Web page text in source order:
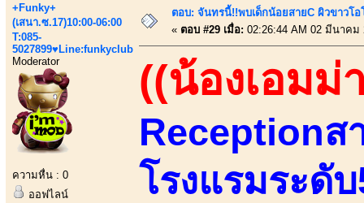
+Funky+
(เสนา.ซ.17)10:00-06:00
T:085-
5027899♥Line:funkyclub
Moderator
ความหื่น : 0
ออฟไลน์
ตอบ: จันทรนี้!!พบเด็กน้อยสายC ผิวขาวโ
« ตอบ #29 เมื่อ: 02:26:44 AM 02 มีนาคม
((น้องเอมม่
Receptionส
โรงแรมระดั